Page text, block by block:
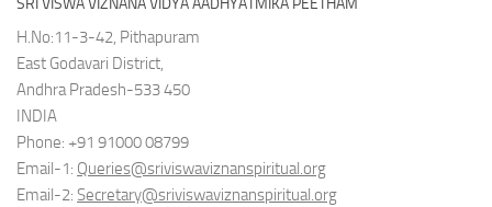
SRI VISWA VIZNANA VIDYA AADHYATMIKA PEETHAM
H.No:11-3-42, Pithapuram
East Godavari District,
Andhra Pradesh-533 450
INDIA
Phone: +91 91000 08799
Email-1: Queries@sriviswaviznanspiritual.org
Email-2: Secretary@sriviswaviznanspiritual.org